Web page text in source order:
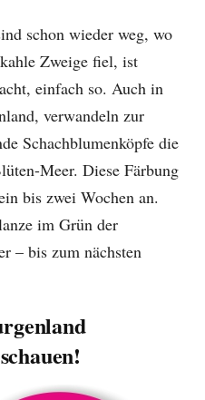
schon wieder weg, wo
Zweige fiel, ist
einfach so. Auch in
verwandeln zur
Schachblumenköpfe die
Meer. Diese Färbung
bis zwei Wochen an.
im Grün der
– bis zum nächsten